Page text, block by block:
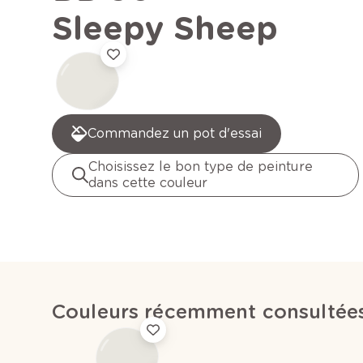
Sleepy Sheep
Commandez un pot d'essai
Choisissez le bon type de peinture
dans cette couleur
Couleurs récemment